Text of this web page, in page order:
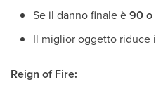
Se il danno finale è90 o
Il miglior oggetto riduce
Reign of Fire: